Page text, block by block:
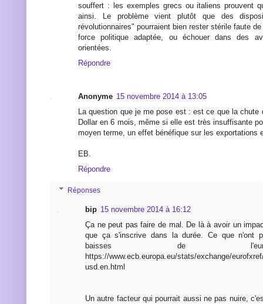
souffert : les exemples grecs ou italiens prouvent
ainsi. Le problème vient plutôt que des
révolutionnaires" pourraient bien rester stérile faute
force politique adaptée, ou échouer dans des
orientées.
Répondre
Anonyme 15 novembre 2014 à 13:05
La question que je me pose est : est ce que la chute
Dollar en 6 mois, même si elle est très insuffisante
moyen terme, un effet bénéfique sur les exportations
EB.
Répondre
Réponses
bip 15 novembre 2014 à 16:12
Ça ne peut pas faire de mal. De là à avoir un
que ça s'inscrive dans la durée. Ce que n'ont
baisses de
https://www.ecb.europa.eu/stats/exchange/
usd.en.html
Un autre facteur qui pourrait aussi ne pas nuire,